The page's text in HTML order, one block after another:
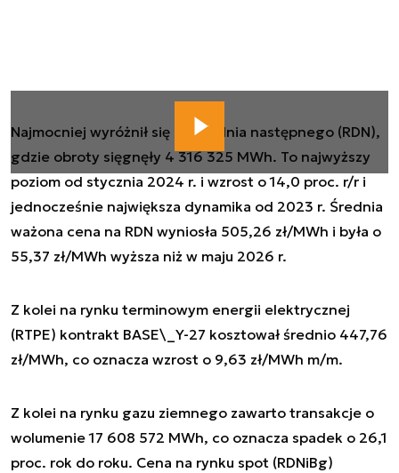
Najmocniej wyróżnił się rynek dnia następnego (RDN),
gdzie obroty sięgnęły 4 316 325 MWh. To najwyższy
poziom od stycznia 2024 r. i wzrost o 14,0 proc. r/r i
jednocześnie największa dynamika od 2023 r. Średnia
ważona cena na RDN wyniosła 505,26 zł/MWh i była o
55,37 zł/MWh wyższa niż w maju 2026 r.
Z kolei na rynku terminowym energii elektrycznej
(RTPE) kontrakt BASE\_Y-27 kosztował średnio 447,76
zł/MWh, co oznacza wzrost o 9,63 zł/MWh m/m.
Z kolei na rynku gazu ziemnego zawarto transakcje o
wolumenie 17 608 572 MWh, co oznacza spadek o 26,1
proc. rok do roku. Cena na rynku spot (RDNiBg)